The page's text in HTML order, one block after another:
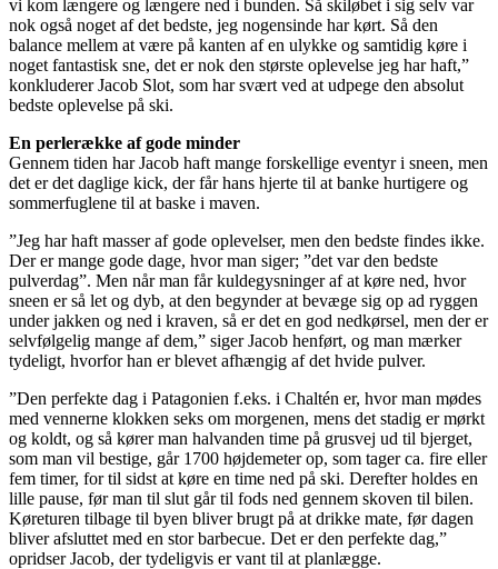
vi kom længere og længere ned i bunden. Så skiløbet i sig selv var
nok også noget af det bedste, jeg nogensinde har kørt. Så den
balance mellem at være på kanten af en ulykke og samtidig køre i
noget fantastisk sne, det er nok den største oplevelse jeg har haft,”
konkluderer Jacob Slot, som har svært ved at udpege den absolut
bedste oplevelse på ski.
En perlerække af gode minder
Gennem tiden har Jacob haft mange forskellige eventyr i sneen, men
det er det daglige kick, der får hans hjerte til at banke hurtigere og
sommerfuglene til at baske i maven.
”Jeg har haft masser af gode oplevelser, men den bedste findes ikke.
Der er mange gode dage, hvor man siger; ”det var den bedste
pulverdag”. Men når man får kuldegysninger af at køre ned, hvor
sneen er så let og dyb, at den begynder at bevæge sig op ad ryggen
under jakken og ned i kraven, så er det en god nedkørsel, men der er
selvfølgelig mange af dem,” siger Jacob henført, og man mærker
tydeligt, hvorfor han er blevet afhængig af det hvide pulver.
”Den perfekte dag i Patagonien f.eks. i Chaltén er, hvor man mødes
med vennerne klokken seks om morgenen, mens det stadig er mørkt
og koldt, og så kører man halvanden time på grusvej ud til bjerget,
som man vil bestige, går 1700 højdemeter op, som tager ca. fire eller
fem timer, for til sidst at køre en time ned på ski. Derefter holdes en
lille pause, før man til slut går til fods ned gennem skoven til bilen.
Køreturen tilbage til byen bliver brugt på at drikke mate, før dagen
bliver afsluttet med en stor barbecue. Det er den perfekte dag,”
opridser Jacob, der tydeligvis er vant til at planlægge.